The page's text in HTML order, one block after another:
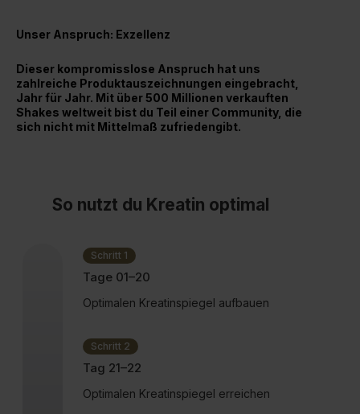
Unser Anspruch: Exzellenz
Dieser kompromisslose Anspruch hat uns
zahlreiche Produktauszeichnungen eingebracht,
Jahr für Jahr. Mit über 500 Millionen verkauften
Shakes weltweit bist du Teil einer Community, die
sich nicht mit Mittelmaß zufriedengibt.
So nutzt du Kreatin optimal
Schritt 1
Tage 01–20
Optimalen Kreatinspiegel aufbauen
Schritt 2
Tag 21–22
Optimalen Kreatinspiegel erreichen